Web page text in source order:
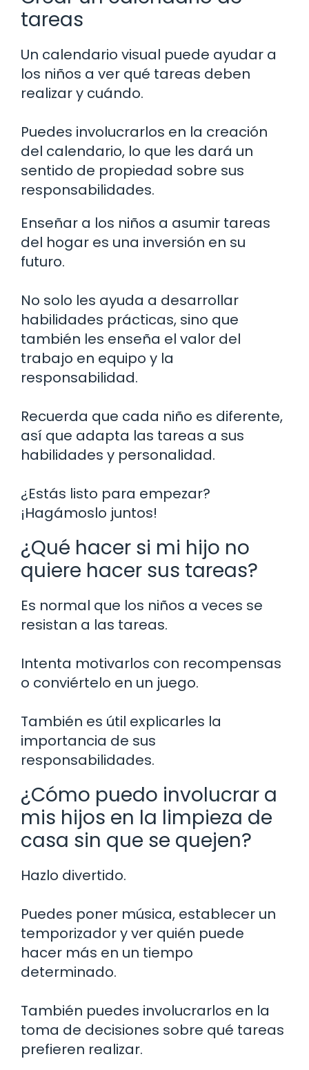
tareas
Un calendario visual puede ayudar a
los niños a ver qué tareas deben
realizar y cuándo.
Puedes involucrarlos en la creación
del calendario, lo que les dará un
sentido de propiedad sobre sus
responsabilidades.
Enseñar a los niños a asumir tareas
del hogar es una inversión en su
futuro.
No solo les ayuda a desarrollar
habilidades prácticas, sino que
también les enseña el valor del
trabajo en equipo y la
responsabilidad.
Recuerda que cada niño es diferente,
así que adapta las tareas a sus
habilidades y personalidad.
¿Estás listo para empezar?
¡Hagámoslo juntos!
¿Qué hacer si mi hijo no
quiere hacer sus tareas?
Es normal que los niños a veces se
resistan a las tareas.
Intenta motivarlos con recompensas
o conviértelo en un juego.
También es útil explicarles la
importancia de sus
responsabilidades.
¿Cómo puedo involucrar a
mis hijos en la limpieza de
casa sin que se quejen?
Hazlo divertido.
Puedes poner música, establecer un
temporizador y ver quién puede
hacer más en un tiempo
determinado.
También puedes involucrarlos en la
toma de decisiones sobre qué tareas
prefieren realizar.